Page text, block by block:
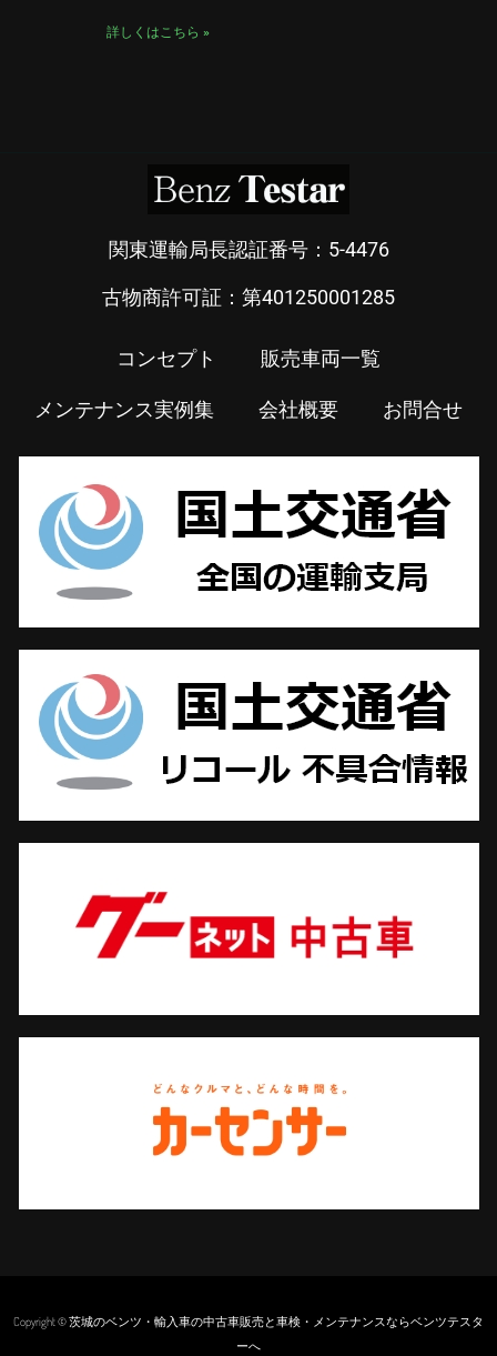
詳しくはこちら »
関東運輸局長認証番号：5-4476
古物商許可証：第401250001285
コンセプト 販売車両一覧
メンテナンス実例集 会社概要 お問合せ
Copyright © 茨城のベンツ・輸入車の中古車販売と車検・メンテナンスならベンツテスタ
ーへ